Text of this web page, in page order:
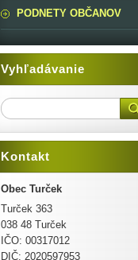
PODNETY OBČANOV
Vyhľadávanie
Kontakt
Obec Turček
Turček 363
038 48 Turček
IČO: 00317012
DIČ: 2020597953